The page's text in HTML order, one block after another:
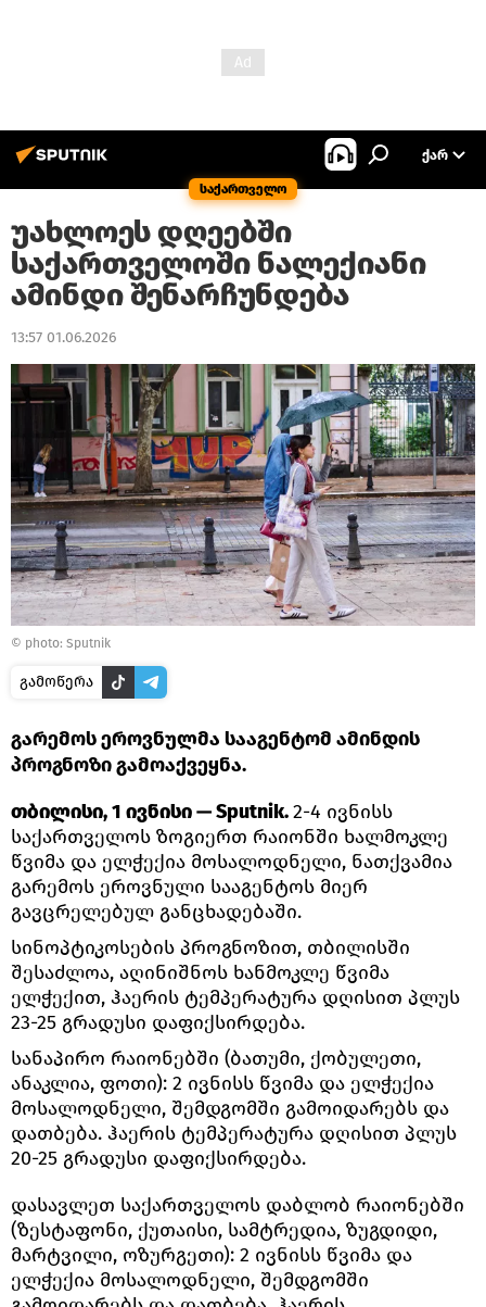
საქართველო
ᲥᲐᲠ
უახლოეს დღეებში
საქართველოში ნალექიანი
ამინდი შენარჩუნდება
13:57 01.06.2026
© photo: Sputnik
გამოწერა
გარემოს ეროვნულმა სააგენტომ ამინდის
პროგნოზი გამოაქვეყნა.
თბილისი, 1 ივნისი — Sputnik.2-4 ივნისს
საქართველოს ზოგიერთ რაიონში ხალმოკლე
წვიმა და ელჭექია მოსალოდნელი, ნათქვამია
გარემოს ეროვნული სააგენტოს მიერ
გავცრელებულ განცხადებაში.
სინოპტიკოსების პროგნოზით, თბილისში
შესაძლოა, აღინიშნოს ხანმოკლე წვიმა
ელჭექით, ჰაერის ტემპერატურა დღისით პლუს
23-25 გრადუსი დაფიქსირდება.
სანაპირო რაიონებში (ბათუმი, ქობულეთი,
ანაკლია, ფოთი): 2 ივნისს წვიმა და ელჭექია
მოსალოდნელი, შემდგომში გამოიდარებს და
დათბება. ჰაერის ტემპერატურა დღისით პლუს
20-25 გრადუსი დაფიქსირდება.
დასავლეთ საქართველოს დაბლობ რაიონებში
(ზესტაფონი, ქუთაისი, სამტრედია, ზუგდიდი,
მარტვილი, ოზურგეთი): 2 ივნისს წვიმა და
ელჭექია მოსალოდნელი, შემდგომში